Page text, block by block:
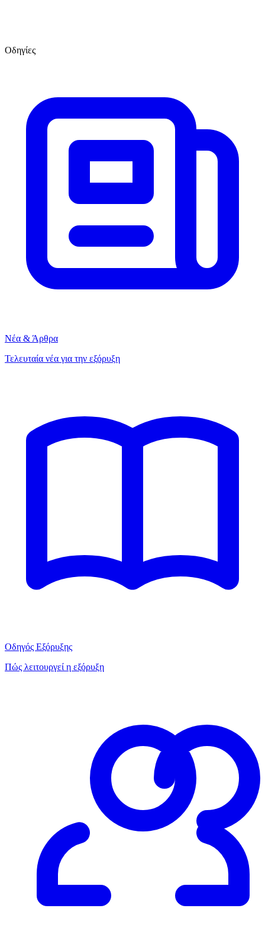
Οδηγίες
Νέα & Άρθρα
Τελευταία νέα για την εξόρυξη
Οδηγός Εξόρυξης
Πώς λειτουργεί η εξόρυξη